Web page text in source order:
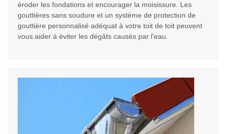
éroder les fondations et encourager la moisissure. Les
gouttières sans soudure et un système de protection de
gouttière personnalisé adéquat à votre toit de toit peuvent
vous aider à éviter les dégâts causés par l'eau.